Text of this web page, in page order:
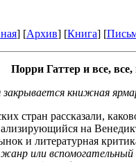
] [Архив] [Книга] [
Порри Гаттер и все, все,
закрывается книжная
стран рассказали,
на
и литературная
или